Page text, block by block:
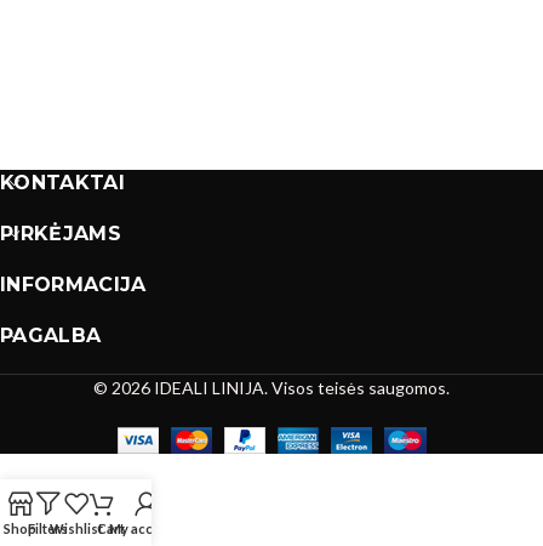
KONTAKTAI
PIRKĖJAMS
INFORMACIJA
PAGALBA
© 2026 IDEALI LINIJA. Visos teisės saugomos.
ShopFiltersWishlistCartMy account